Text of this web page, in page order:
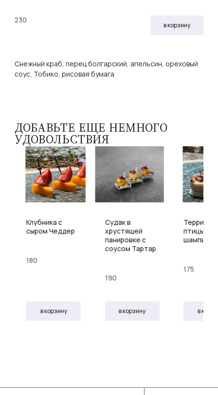
230
в корзину
Снежный краб, перец болгарский, апельсин, ореховый
соус, Тобико, рисовая бумага
ДОБАВЬТЕ ЕЩЕ НЕМНОГО
УДОВОЛЬСТВИЯ
Клубника с
сыром Чеддер
180
в корзину
Судак в
хрустящей
панировке с
соусом Тартар
190
в корзину
Террин
птицы с
175
в